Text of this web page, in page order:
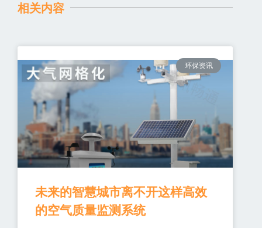
相关内容
环保资讯
未来的智慧城市离不开这样高效
的空气质量监测系统